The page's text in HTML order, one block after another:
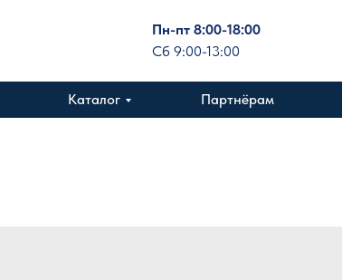
Каталог Партнёрам
Пн-пт 8:00-18:00
Сб 9:00-13:00